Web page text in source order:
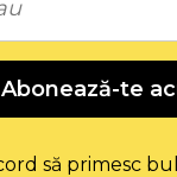
Abonează-te
să primesc